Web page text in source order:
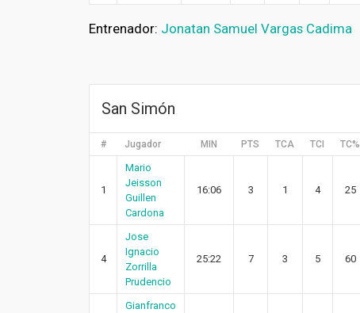
Entrenador: Jonatan Samuel Vargas Cadima
San Simón
# Jugador MIN PTS TCA TCI TC%
1
Mario
Jeisson
Guillen
Cardona
16:06 3 1 4 25
4
Jose
Ignacio
Zorrilla
Prudencio
25:22 7 3 5 60
Gianfranco